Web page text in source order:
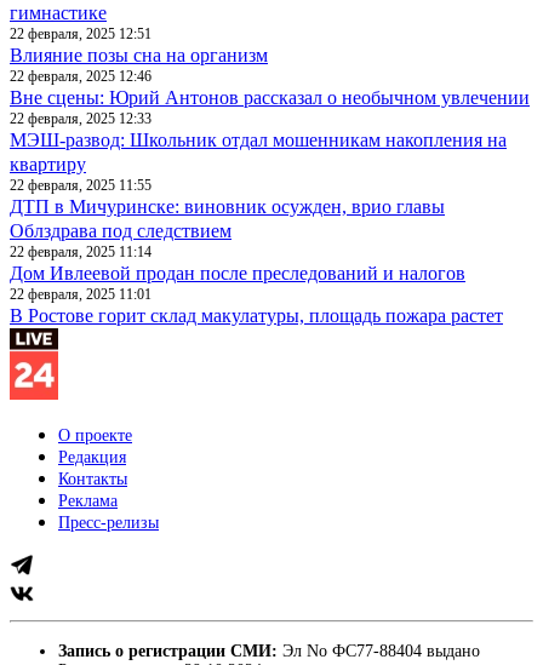
гимнастике
22 февраля, 2025 12:51
Влияние позы сна на организм
22 февраля, 2025 12:46
Вне сцены: Юрий Антонов рассказал о необычном увлечении
22 февраля, 2025 12:33
МЭШ-развод: Школьник отдал мошенникам накопления на
квартиру
22 февраля, 2025 11:55
ДТП в Мичуринске: виновник осужден, врио главы
Облздрава под следствием
22 февраля, 2025 11:14
Дом Ивлеевой продан после преследований и налогов
22 февраля, 2025 11:01
В Ростове горит склад макулатуры, площадь пожара растет
О проекте
Редакция
Контакты
Реклама
Пресс-релизы
Запись о регистрации СМИ: Эл No ФС77-88404 выдано